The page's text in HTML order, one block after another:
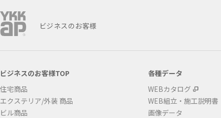
ビジネスのお客様
ビジネスのお客様TOP
住宅商品
エクステリア/外装 商品
ビル商品
各種データ
WEBカタログ
WEB組立・施工説明書
画像データ